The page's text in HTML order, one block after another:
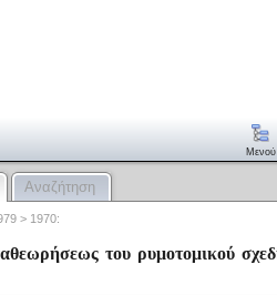
Μενού
Αναζήτηση